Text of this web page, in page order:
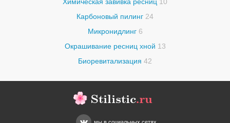
Карбоновый пилинг 24
Микронидлинг 6
Окрашивание ресниц хной 13
Биоревитализация 42
Stilistic.ru
мы в социальных сетях